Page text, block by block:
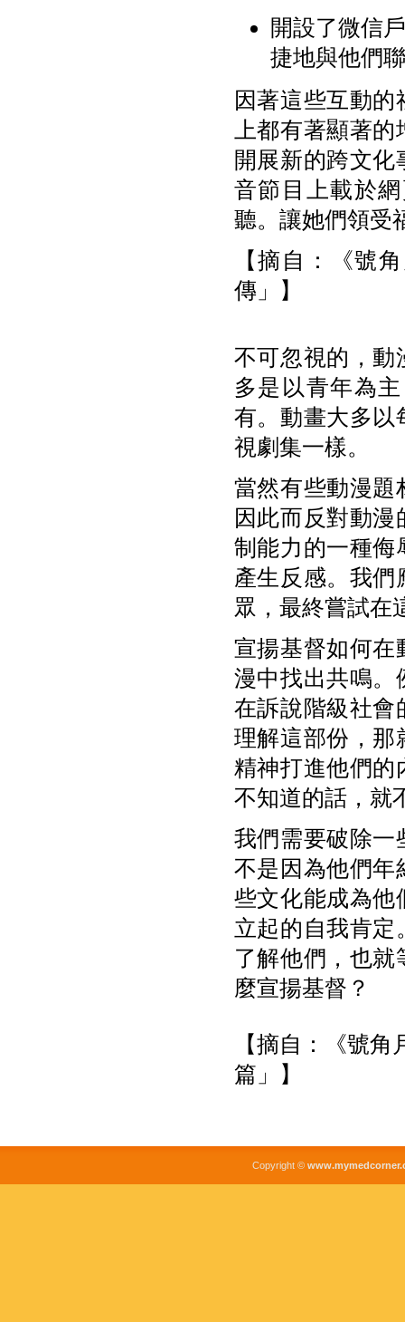
開設了微信
捷地與他們
因著這些互動
上都有著顯著
開展新的跨文
音節目上載於
聽。 讓她們領受
【摘自：《號
傳」】
不可忽視的，動
多是以青年為
有。動畫大多以
視劇集一樣。
當然有些動漫題
因此而反對動
制能力的一種侮
產生反感。我
眾，最終嘗試在
宣揚基督如何在
漫中找出共鳴。
在訴說階級社會
理解這部份，那
精神打進他們的
不知道的話，就
我們需要破除一
不是因為他們年
些文化能成為他
立起的自我肯定
了解他們，也
麼宣揚基督？
【摘自：《號
篇」】
Copyright ©